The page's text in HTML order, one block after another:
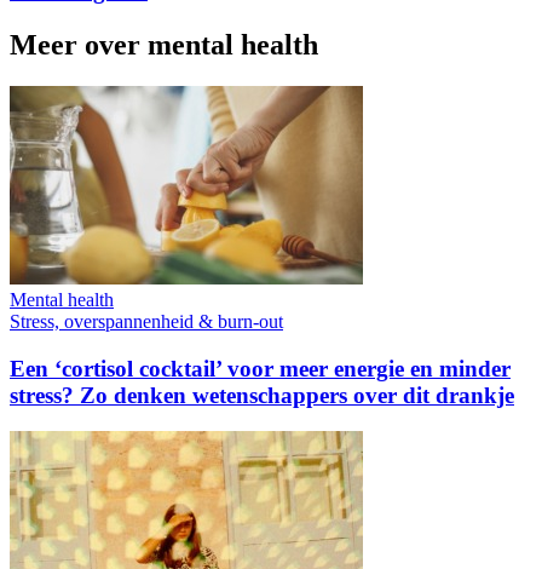
Meer over mental health
Mental health
Stress, overspannenheid & burn-out
Een ‘cortisol cocktail’ voor meer energie en minder
stress? Zo denken wetenschappers over dit drankje